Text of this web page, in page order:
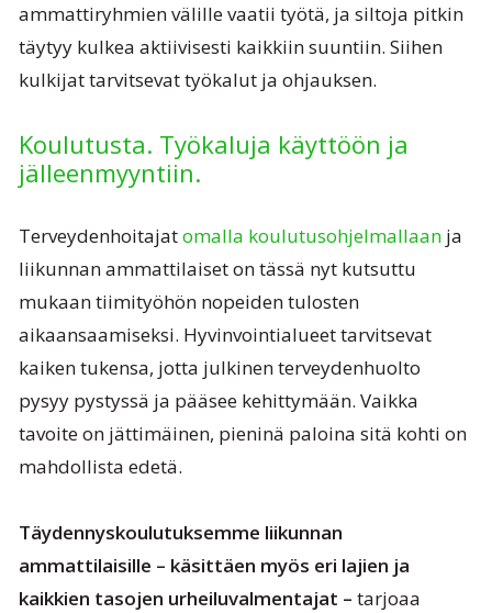
ammattiryhmien välille vaatii työtä, ja siltoja pitkin
täytyy kulkea aktiivisesti kaikkiin suuntiin. Siihen
kulkijat tarvitsevat työkalut ja ohjauksen.
Koulutusta. Työkaluja käyttöön ja
jälleenmyyntiin.
Terveydenhoitajatomalla koulutusohjelmallaan ja
liikunnan ammattilaiset on tässä nyt kutsuttu
mukaan tiimityöhön nopeiden tulosten
aikaansaamiseksi. Hyvinvointialueet tarvitsevat
kaiken tukensa, jotta julkinen terveydenhuolto
pysyy pystyssä ja pääsee kehittymään. Vaikka
tavoite on jättimäinen, pieninä paloina sitä kohti on
mahdollista edetä.
Täydennyskoulutuksemme liikunnan
ammattilaisille – käsittäen myös eri lajien ja
kaikkien tasojen urheiluvalmentajat – tarjoaa